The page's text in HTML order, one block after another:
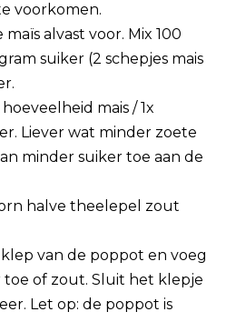
voorkomen.
maïs alvast voor. Mix 100
suiker (2 schepjes mais
mais / 1x
Liever wat minder zoete
minder suiker toe aan de
halve theelepel zout
van de poppot en voeg
toe of zout. Sluit het klepje
Let op: de poppot is